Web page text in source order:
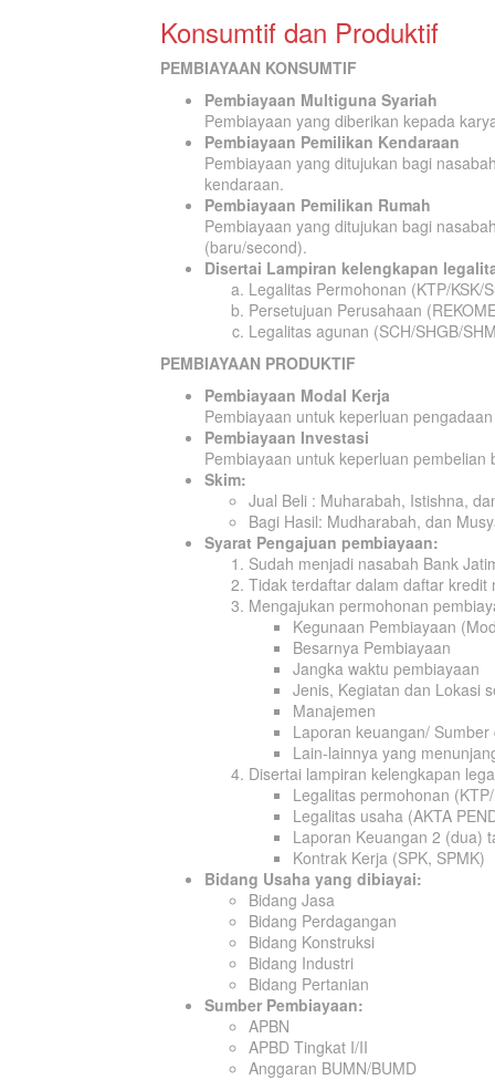
Konsumtif dan Produktif
PEMBIAYAAN KONSUMTIF
Pembiayaan Multiguna Syariah
Pembiayaan yang diberikan kepada
Pembiayaan Pemilikan Kendaraan
Pembiayaan yang ditujukan bagi
kendaraan.
Pembiayaan Pemilikan Rumah
Pembiayaan yang ditujukan bagi
(baru/second).
Disertai Lampiran kelengkapan
Legalitas Permohonan (KTP/KSK/
Persetujuan Perusahaan
Legalitas agunan (SCH/SHGB/
PEMBIAYAAN PRODUKTIF
Pembiayaan Modal Kerja
Pembiayaan untuk keperluan
Pembiayaan Investasi
Pembiayaan untuk keperluan
Skim:
Jual Beli : Muharabah, Istishna,
Bagi Hasil: Mudharabah, dan
Syarat Pengajuan pembiayaan:
Sudah menjadi nasabah Bank
Tidak terdaftar dalam daftar kredit
Mengajukan permohonan
Kegunaan Pembiayaan
Besarnya Pembiayaan
Jangka waktu pembiayaan
Jenis, Kegiatan dan Lokasi
Manajemen
Laporan keuangan/
Lain-lainnya yang
Disertai lampiran kelengkapan
Legalitas permohonan
Legalitas usaha (AKTA
Laporan Keuangan 2 (dua)
Kontrak Kerja (SPK, SPMK)
Bidang Usaha yang dibiayai:
Bidang Jasa
Bidang Perdagangan
Bidang Konstruksi
Bidang Industri
Bidang Pertanian
Sumber Pembiayaan:
APBN
APBD Tingkat I/II
Anggaran BUMN/BUMD